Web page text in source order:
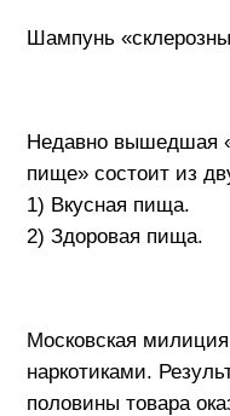
Шампунь
Недавно вышедшая
пище» состоит из
1) Вкусная пища.
2) Здоровая пища.
Московская
наркотиками.
половины товара